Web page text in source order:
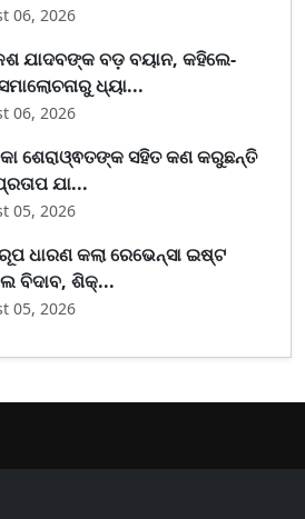
06, 2026
ଯାଦବଙ୍କ ବଡ଼ ବୟାନ, କହିଲେ-
ଧ୍ୟା...
06, 2026
ଶେରାଓ୍ଵତଙ୍କ ସହିତ କଣ କରୁଛନ୍ତି
ଯା...
05, 2026
ଧାରଣ କଲା ରେଭେନ୍ସା ଇଷ୍ଟ
ବିଦାବ, ଶିକ୍...
05, 2026